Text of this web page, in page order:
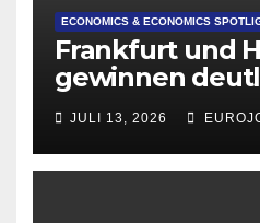
ECONOMICS & ECONOMICS
Frankfurt und
gewinnen
Attraktivität für
Gründungen
JULI 13, 2026